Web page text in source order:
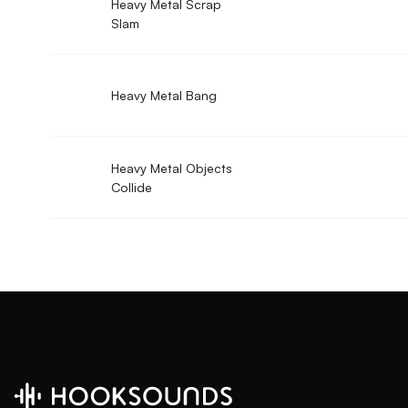
Heavy Metal Scrap
Slam
Heavy Metal Bang
Heavy Metal Objects
Collide